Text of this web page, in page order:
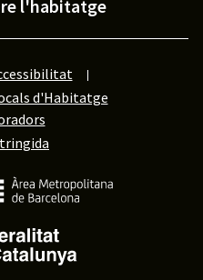
l'habitatge
d'Habitatge